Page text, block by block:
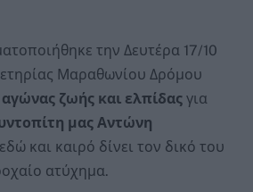
την Δευτέρα 17/10
Μαραθωνίου Δρόμου
ζωής και ελπίδας για
μας Αντώνη
και καιρό δίνει τον δικό του
ατύχημα.